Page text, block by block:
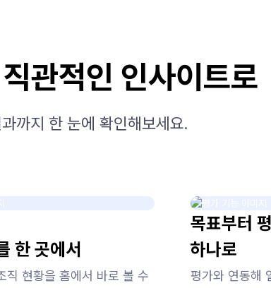
관적인 인사이트로
까지 한 눈에 확인해보세요.
한 곳에서
직 현황을 홈에서 바로 볼 수
목표부터
하나로
평가와 연동해